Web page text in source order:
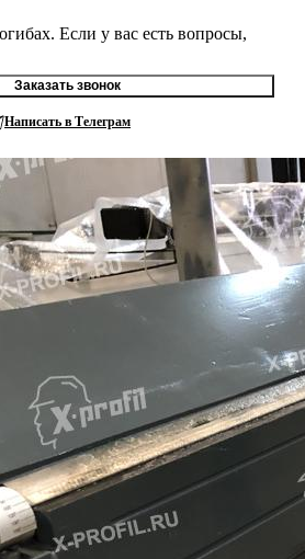
Если у вас есть вопросы,
Заказать звонок
Написать в Телеграм